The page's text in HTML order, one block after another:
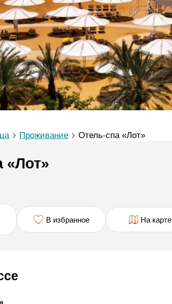
Проживание Отель-спа «Лот»
«Лот»
В избранное На карте